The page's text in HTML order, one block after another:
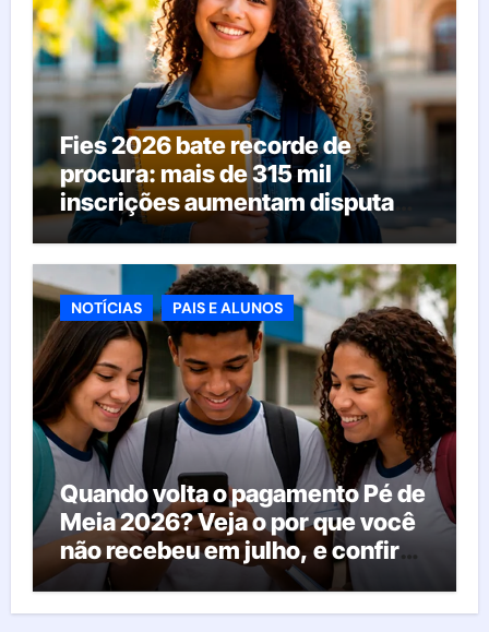
Fies 2026 bate recorde de
procura: mais de 315 mil
inscrições aumentam disputa
pelas vagas; veja o que acontece
agora
NOTÍCIAS PAIS E ALUNOS
Quando volta o pagamento Pé de
Meia 2026? Veja o por que você
não recebeu em julho, e confira
o calendário oficial